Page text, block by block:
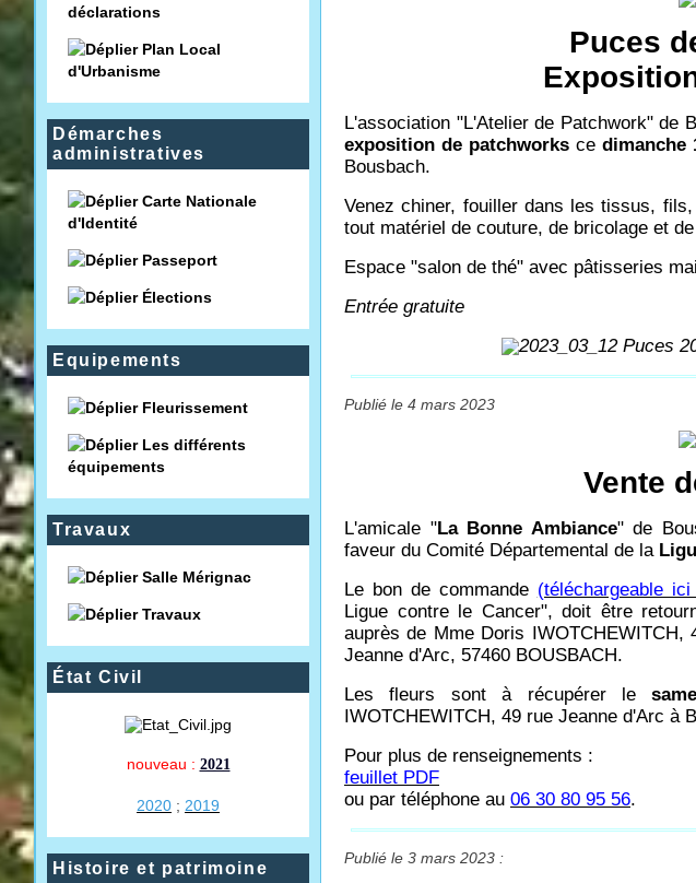
déclarations
Plan Local
d'Urbanisme
Démarches
administratives
Carte Nationale
d'Identité
Passeport
Élections
Equipements
Fleurissement
Les différents
équipements
Travaux
Salle Mérignac
Travaux
État Civil
nouveau : 2021
2020 ; 2019
Histoire et patrimoine
Puces
L'association "L'Atelier de Patchwork" de
exposition de patchworks ce dimanche
Bousbach.
Venez chiner, fouiller dans les tissus,
tout matériel de couture, de bricolage et
Espace "salon de thé" avec pâtisseries
Entrée gratuite
Publié le 4 mars 2023
Vente
L'amicale "La Bonne Ambiance" de
faveur du Comité Départemental de la
Le bon de commande (téléchargeable
Ligue contre le Cancer", doit être
auprès de Mme Doris IWOTCHEWITCH,
Jeanne d'Arc, 57460 BOUSBACH.
Les fleurs sont à récupérer le
IWOTCHEWITCH, 49 rue Jeanne d'Arc à
Pour plus de renseignements :
feuillet PDF
ou par téléphone au 06 30 80 95 56.
Publié le 3 mars 2023 :